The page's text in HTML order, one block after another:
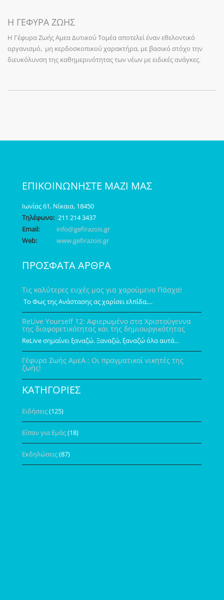
Η ΓΕΦΥΡΑ ΖΩΗΣ
Η Γέφυρα Ζωής Αμεα Δυτικού Τομέα αποτελεί έναν εθελοντικό
οργανισμό, μη κερδοσκοπικού χαρακτήρα, με βασικό στόχο την
διευκόλυνση της καθημερινότητας των νέων με ειδικές ανάγκες.
ΕΠΙΚΟΙΝΩΝΗΣΤΕ ΜΑΖΙ ΜΑΣ
Ιωνίας 61, Νίκαια, 18450
Τηλέφωνο:211 214 3437
Email:
info@gefirazois.gr
Web:
www.gefirazois.gr
ΠΡΟΣΦΑΤΑ ΑΡΘΡΑ
Τις καλύτερες ευχές μας για χαρούμενο Πάσχα!
Το Φως της Ανάστασης ας χαρίσει ελπίδα,...
ReLive Yourself 12: Αφιερωμένο στα Χριστούγεννα
της διαφορετικότητας και της δημιουργικότητας
ReLive σημαίνει ξαναζώ. Ξαναζώ, ξαναζώ όλα αυτά...
Γέφυρα Ζωής ΑμεΑ.: Οι πραγματικοί νικητές της
ζωής!
ΚΑΤΗΓΟΡΙΕΣ
Ειδήσεις(125)
Είπαν για Εμάς(18)
Εκδηλώσεις(87)